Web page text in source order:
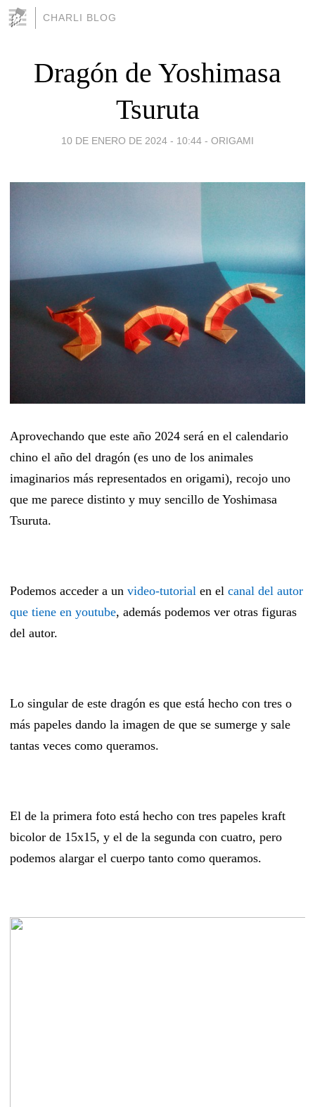
CHARLI BLOG
Dragón de Yoshimasa
Tsuruta
10 DE ENERO DE 2024 - 10:44 - ORIGAMI
Aprovechando que este año 2024 será en el calendario
chino el año del dragón (es uno de los animales
imaginarios más representados en origami), recojo uno
que me parece distinto y muy sencillo de Yoshimasa
Tsuruta.
Podemos acceder a un video-tutorial en el canal del autor
que tiene en youtube, además podemos ver otras figuras
del autor.
Lo singular de este dragón es que está hecho con tres o
más papeles dando la imagen de que se sumerge y sale
tantas veces como queramos.
El de la primera foto está hecho con tres papeles kraft
bicolor de 15x15, y el de la segunda con cuatro, pero
podemos alargar el cuerpo tanto como queramos.